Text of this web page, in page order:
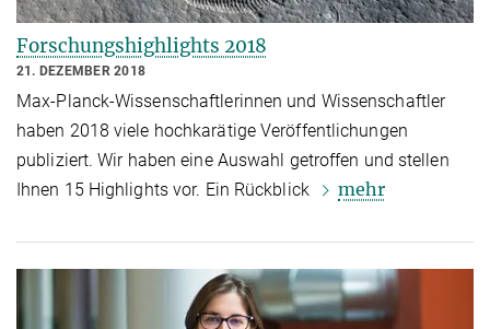
Forschungshighlights 2018
21. DEZEMBER 2018
Max-Planck-Wissenschaftlerinnen und Wissenschaftler
haben 2018 viele hochkarätige Veröffentlichungen
publiziert. Wir haben eine Auswahl getroffen und stellen
Ihnen 15 Highlights vor. Ein Rückblick
mehr